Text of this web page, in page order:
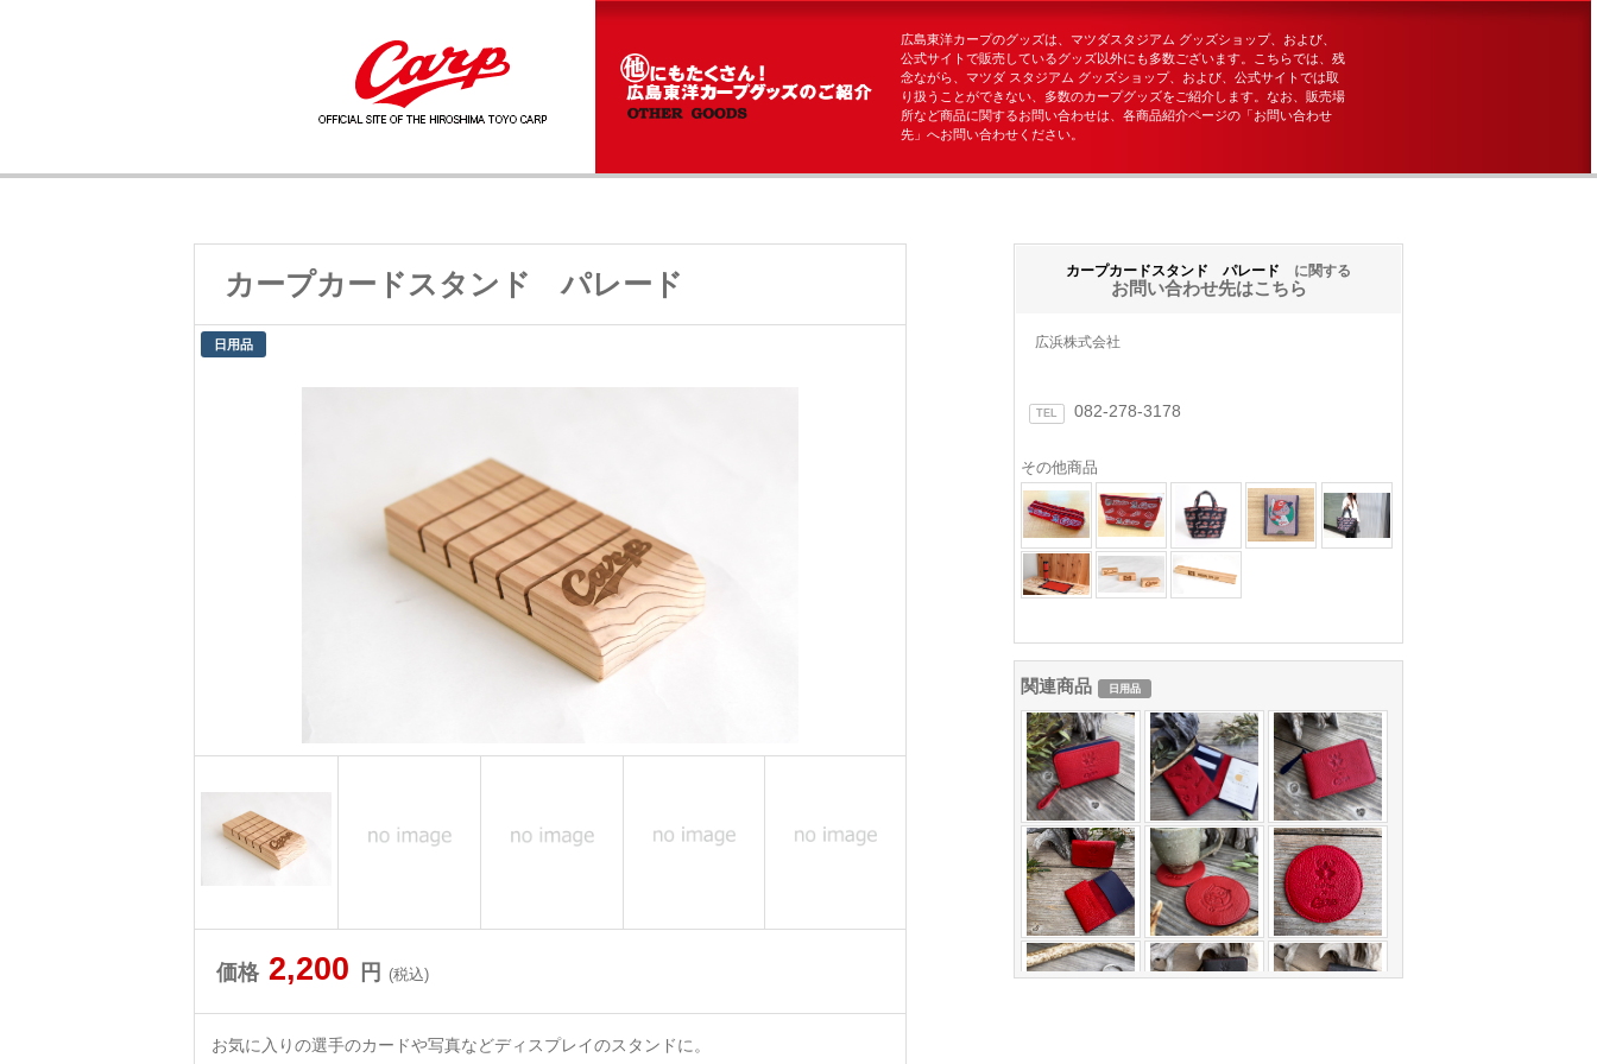
広島東洋カープのグッズは、マツダスタジアム グッズショップ、および、
公式サイトで販売しているグッズ以外にも多数ございます。こちらでは、残
念ながら、マツダ スタジアム グッズショップ、および、公式サイトでは取
り扱うことができない、多数のカープグッズをご紹介します。なお、販売場
所など商品に関するお問い合わせは、各商品紹介ページの「お問い合わせ
先」へお問い合わせください。
カープカードスタンド パレード
日用品
価格 2,200 円 (税込)
お気に入りの選手のカードや写真などディスプレイのスタンドに。
カープカードスタンド パレード に関する
お問い合わせ先はこちら
広浜株式会社
TEL 082-278-3178
その他商品
関連商品 日用品